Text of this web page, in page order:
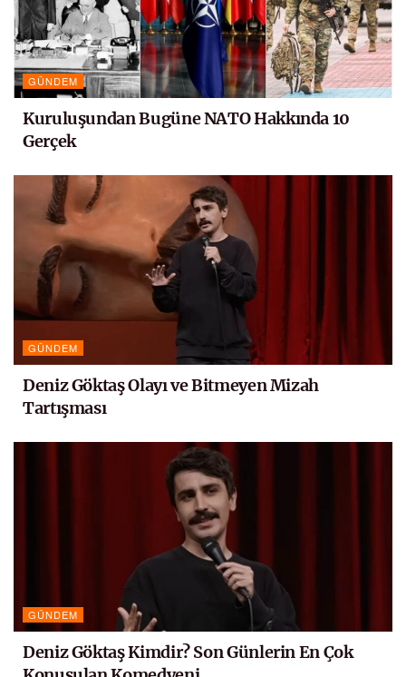
GÜNDEM
Kuruluşundan Bugüne NATO Hakkında 10
Gerçek
GÜNDEM
Deniz Göktaş Olayı ve Bitmeyen Mizah
Tartışması
GÜNDEM
Deniz Göktaş Kimdir? Son Günlerin En Çok